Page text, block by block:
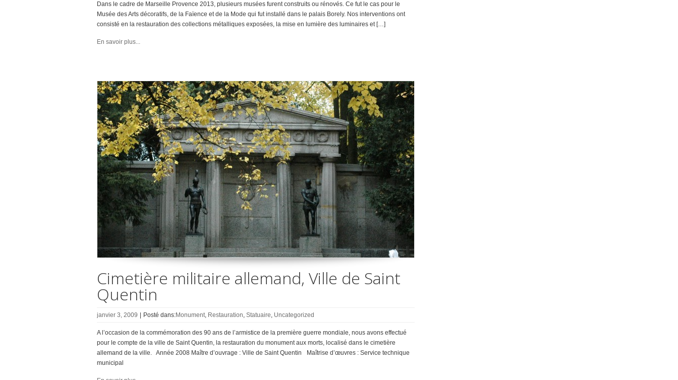
Dans le cadre de Marseille Provence 2013, plusieurs musées furent construits ou rénovés. Ce fut le cas pour le
Musée des Arts décoratifs, de la Faïence et de la Mode qui fut installé dans le palais Borely. Nos interventions ont
consisté en la restauration des collections métalliques exposées, la mise en lumière des luminaires et […]
En savoir plus...
Cimetière militaire allemand, Ville de Saint
Quentin
janvier 3, 2009 Posté dans:Monument, Restauration, Statuaire, Uncategorized
A l’occasion de la commémoration des 90 ans de l’armistice de la première guerre mondiale, nous avons effectué
pour le compte de la ville de Saint Quentin, la restauration du monument aux morts, localisé dans le cimetière
allemand de la ville. Année 2008 Maître d’ouvrage : Ville de Saint Quentin Maîtrise d’œuvres : Service technique
municipal